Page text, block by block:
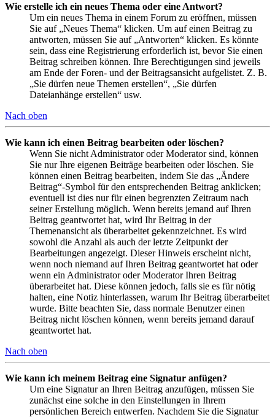
Wie erstelle ich ein neues Thema oder eine Antwort?
Um ein neues Thema in einem Forum zu eröffnen, müssen
Sie auf „Neues Thema“ klicken. Um auf einen Beitrag zu
antworten, müssen Sie auf „Antworten“ klicken. Es könnte
sein, dass eine Registrierung erforderlich ist, bevor Sie einen
Beitrag schreiben können. Ihre Berechtigungen sind jeweils
am Ende der Foren- und der Beitragsansicht aufgelistet. Z. B.
„Sie dürfen neue Themen erstellen“, „Sie dürfen
Dateianhänge erstellen“ usw.
Nach oben
Wie kann ich einen Beitrag bearbeiten oder löschen?
Wenn Sie nicht Administrator oder Moderator sind, können
Sie nur Ihre eigenen Beiträge bearbeiten oder löschen. Sie
können einen Beitrag bearbeiten, indem Sie das „Ändere
Beitrag“-Symbol für den entsprechenden Beitrag anklicken;
eventuell ist dies nur für einen begrenzten Zeitraum nach
seiner Erstellung möglich. Wenn bereits jemand auf Ihren
Beitrag geantwortet hat, wird Ihr Beitrag in der
Themenansicht als überarbeitet gekennzeichnet. Es wird
sowohl die Anzahl als auch der letzte Zeitpunkt der
Bearbeitungen angezeigt. Dieser Hinweis erscheint nicht,
wenn noch niemand auf Ihren Beitrag geantwortet hat oder
wenn ein Administrator oder Moderator Ihren Beitrag
überarbeitet hat. Diese können jedoch, falls sie es für nötig
halten, eine Notiz hinterlassen, warum Ihr Beitrag überarbeitet
wurde. Bitte beachten Sie, dass normale Benutzer einen
Beitrag nicht löschen können, wenn bereits jemand darauf
geantwortet hat.
Nach oben
Wie kann ich meinem Beitrag eine Signatur anfügen?
Um eine Signatur an Ihren Beitrag anzufügen, müssen Sie
zunächst eine solche in den Einstellungen in Ihrem
persönlichen Bereich entwerfen. Nachdem Sie die Signatur